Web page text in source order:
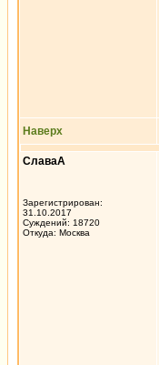
Наверх
СлаваА
Зарегистрирован:
31.10.2017
Суждений: 18720
Откуда: Москва